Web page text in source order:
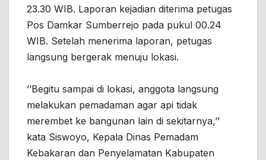
23.30 WIB. Laporan kejadian diterima petugas
Pos Damkar Sumberrejo pada pukul 00.24
WIB. Setelah menerima laporan, petugas
langsung bergerak menuju lokasi.
’’Begitu sampai di lokasi, anggota langsung
melakukan pemadaman agar api tidak
merembet ke bangunan lain di sekitarnya,’’
kata Siswoyo, Kepala Dinas Pemadam
Kebakaran dan Penyelamatan Kabupaten